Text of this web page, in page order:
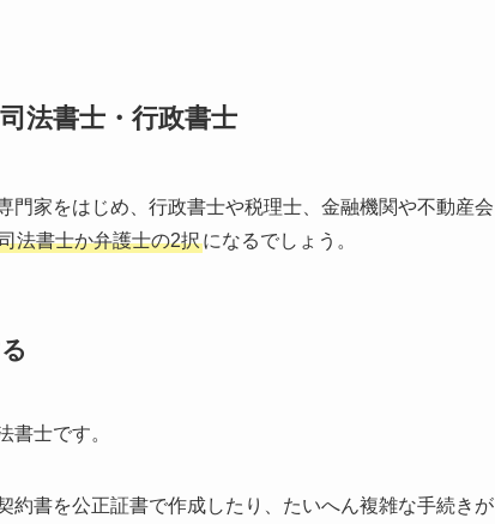
法書士・行政書士
家をはじめ、行政書士や税理士、金融機関や不動産会
法書士か弁護士の2択になるでしょう。
書士です。
書を公正証書で作成したり、たいへん複雑な手続きが